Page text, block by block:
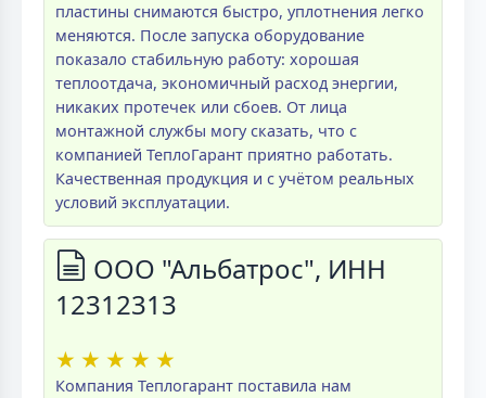
пластины снимаются быстро, уплотнения легко
меняются. После запуска оборудование
показало стабильную работу: хорошая
теплоотдача, экономичный расход энергии,
никаких протечек или сбоев. От лица
монтажной службы могу сказать, что с
компанией ТеплоГарант приятно работать.
Качественная продукция и с учётом реальных
условий эксплуатации.
ООО "Альбатрос", ИНН
12312313
★ ★ ★ ★ ★
Компания Теплогарант поставила нам